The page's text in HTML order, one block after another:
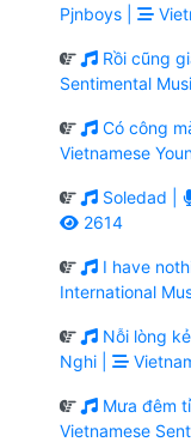
Pjnboys |
Rồi cũng
Sentimental
Có công
Vietnamese
Soledad |
2614
I have
International
Nỗi lòng
Nghi |
Mưa đêm
Vietnamese